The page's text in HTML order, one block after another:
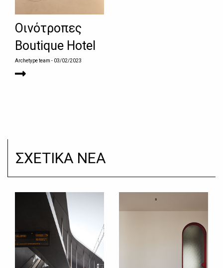
Οινότροπες
Boutique Hotel
Archetype team - 03/02/2023
ΣΧΕΤΙΚΑ ΝΕΑ